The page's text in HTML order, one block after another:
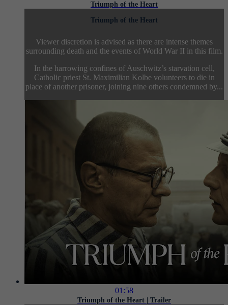
Triumph of the Heart
Triumph of the Heart
Viewer discretion is advised as there are intense themes
surrounding death and the events of World War II in this film.
In the harrowing confines of Auschwitz’s starvation cell,
Catholic priest St. Maximilian Kolbe volunteers to die in
place of another prisoner, joining nine others condemned by...
01:58
Triumph of the Heart | Trailer